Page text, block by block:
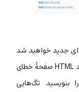
جدید خواهید شد
که یک ادیتور در آن وجود دارد. در اینجا، باید کد HTML صفحۀ خطای
بنویسید. تگ‌هایی